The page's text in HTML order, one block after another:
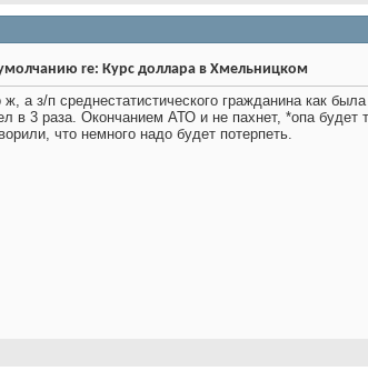
re: Курс доллара в Хмельницком
ж, а з/п среднестатистического гражданина как
в 3 раза. Окончанием АТО и не пахнет, *опа будет
что немного надо будет потерпеть.